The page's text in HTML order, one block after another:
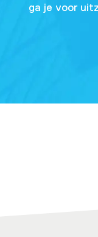
ga je voor